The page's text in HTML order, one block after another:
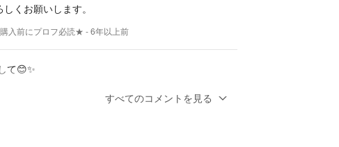
くお願いします。
入前にプロフ必読★ - 6年以上前
て😊✨
- 6年以上前
すべてのコメントを見る